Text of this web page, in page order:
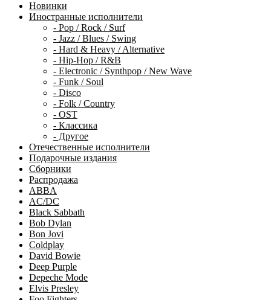
Новинки
Иностранные исполнители
- Pop / Rock / Surf
- Jazz / Blues / Swing
- Hard & Heavy / Alternative
- Hip-Hop / R&B
- Electronic / Synthpop / New Wave
- Funk / Soul
- Disco
- Folk / Country
- OST
- Классика
- Другое
Отечественные исполнители
Подарочные издания
Сборники
Распродажа
ABBA
AC/DC
Black Sabbath
Bob Dylan
Bon Jovi
Coldplay
David Bowie
Deep Purple
Depeche Mode
Elvis Presley